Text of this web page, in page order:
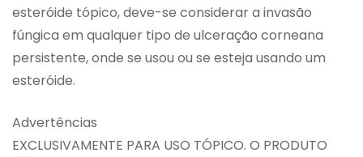
esteróide tópico, deve-se considerar a invasão
fúngica em qualquer tipo de ulceração corneana
persistente, onde se usou ou se esteja usando um
esteróide.
Advertências
EXCLUSIVAMENTE PARA USO TÓPICO. O PRODUTO